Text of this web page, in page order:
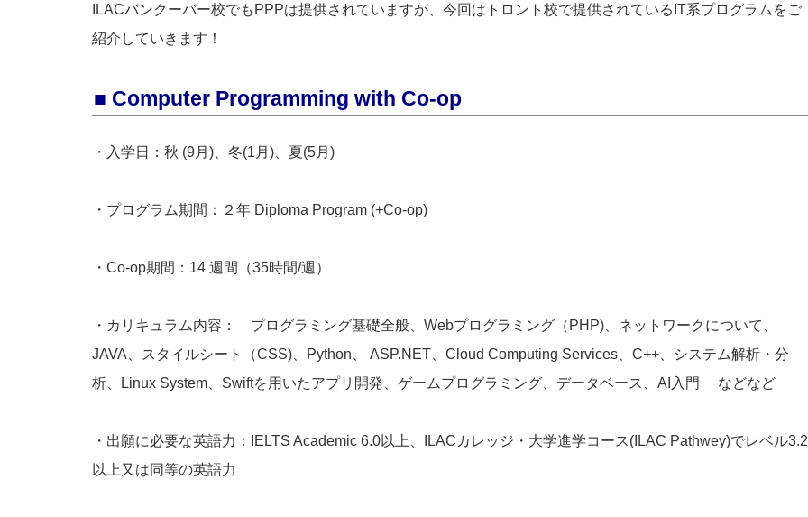
ILACバンクーバー校でもPPPは提供されていますが、今回はトロント校で提供されているIT系プログラムをご
紹介していきます！
■ Computer Programming with Co-op
・入学日：秋 (9月)、冬(1月)、夏(5月)
・プログラム期間：２年 Diploma Program (+Co-op)
・Co-op期間：14 週間（35時間/週）
・カリキュラム内容： プログラミング基礎全般、Webプログラミング（PHP)、ネットワークについて、
JAVA、スタイルシート（CSS)、Python、 ASP.NET、Cloud Computing Services、C++、システム解析・分
析、Linux System、Swiftを用いたアプリ開発、ゲームプログラミング、データベース、AI入門 などなど
・出願に必要な英語力：IELTS Academic 6.0以上、ILACカレッジ・大学進学コース(ILAC Pathwey)でレベル3.2
以上又は同等の英語力